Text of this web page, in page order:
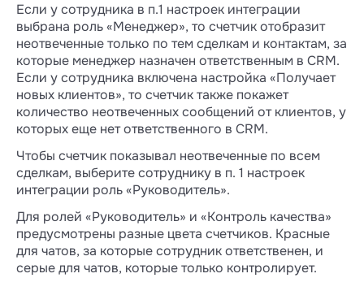
Если у сотрудника в п.1 настроек интеграции
выбрана роль «Менеджер», то счетчик отобразит
неотвеченные только по тем сделкам и контактам, за
которые менеджер назначен ответственным в CRM.
Если у сотрудника включена настройка «Получает
новых клиентов», то счетчик также покажет
количество неотвеченных сообщений от клиентов, у
которых еще нет ответственного в CRM.
Чтобы счетчик показывал неотвеченные по всем
сделкам, выберите сотруднику в п. 1 настроек
интеграции роль «Руководитель».
Для ролей «Руководитель» и «Контроль качества»
предусмотрены разные цвета счетчиков. Красные
для чатов, за которые сотрудник ответственен, и
серые для чатов, которые только контролирует.